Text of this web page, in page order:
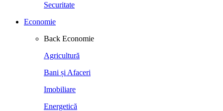
Securitate
Economie
Back Economie
Agricultură
Bani și Afaceri
Imobiliare
Energetică